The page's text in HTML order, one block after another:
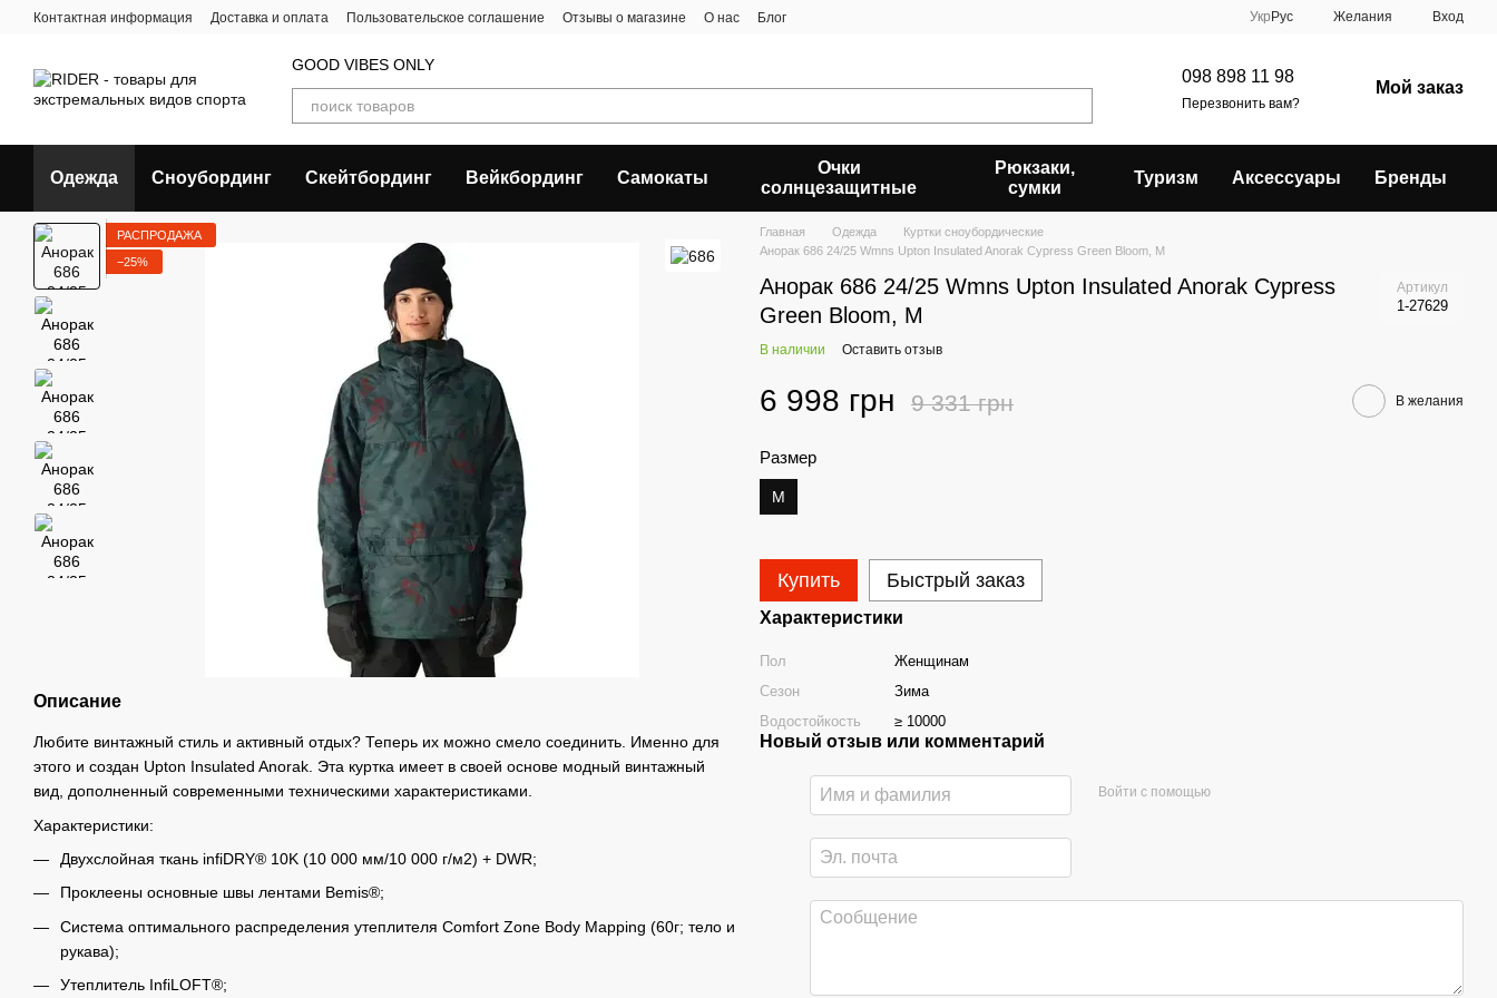
Перейти к основному контенту
Контактная информация Доставка и оплата Пользовательское соглашение Отзывы о магазине О нас Блог Укр Рус Желания Вход
GOOD VIBES ONLY
098 898 11 98
Перезвонить вам?
Мой заказ
Одежда Сноубординг Скейтбординг Вейкбординг Самокаты
Очки
солнцезащитные
Рюкзаки,
сумки
Туризм Аксессуары Бренды
РАСПРОДАЖА
−25%
Описание
Любите винтажный стиль и активный отдых? Теперь их можно смело соединить. Именно для
этого и создан Upton Insulated Anorak. Эта куртка имеет в своей основе модный винтажный
вид, дополненный современными техническими характеристиками.
Характеристики:
Двухслойная ткань infiDRY® 10K (10 000 мм/10 000 г/м2) + DWR;
Проклеены основные швы лентами Bemis®;
Система оптимального распределения утеплителя Comfort Zone Body Mapping (60г; тело и
рукава);
Утеплитель InfiLOFT®;
Главная Одежда
Куртки сноубордические
Анорак 686 24/25 Wmns Upton Insulated Anorak Cypress Green Bloom, M
Анорак 686 24/25 Wmns Upton Insulated Anorak Cypress
Green Bloom, M
Артикул
1-27629
В наличии Оставить отзыв
6 998 грн 9 331 грн В желания
Размер
M
Купить Быстрый заказ
Характеристики
Пол
Женщинам
Сезон
Зима
Водостойкость
≥ 10000
Новый отзыв или комментарий
Войти с помощью